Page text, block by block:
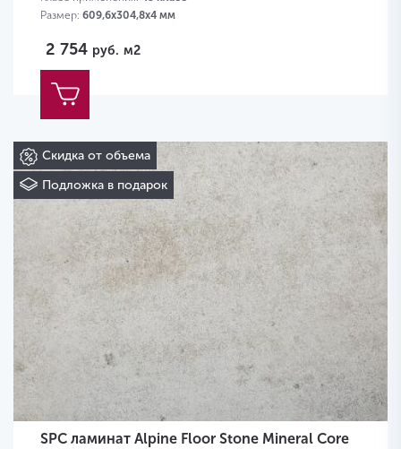
Размер: 609,6х304,8х4 мм
2 754 руб. м2
Скидка от объема
Подложка в подарок
SPC ламинат Alpine Floor Stone Mineral Core